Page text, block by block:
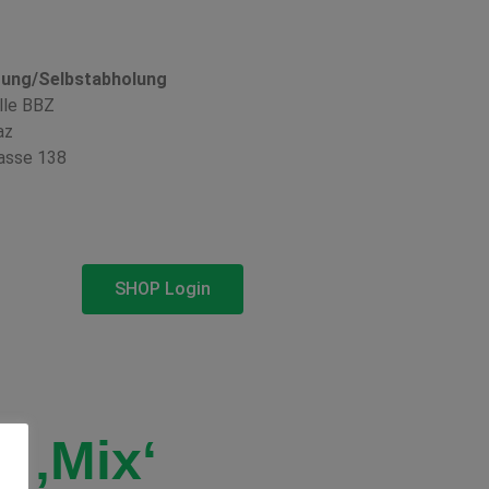
Selbstabholung
BBZ
138
SHOP Login